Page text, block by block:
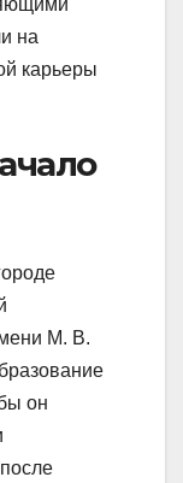
на
карьеры
М. В.
он